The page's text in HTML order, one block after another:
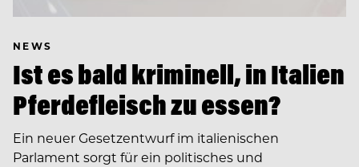
NEWS
Ist es bald kriminell, in Italien
Pferdefleisch zu essen?
Ein neuer Gesetzentwurf im italienischen
Parlament sorgt für ein politisches und